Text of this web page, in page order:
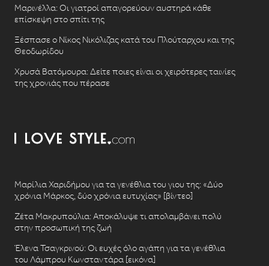
Μαρινέλλα: Οι γιατροί απαγορεύουν αυστηρά κάθε
επίσκεψη στο σπίτι της
Ξέσπασε ο Νίκος Νικόλιζας κατά του Πλούταρχου και της
Θεοδωρίδου
Χρυσά Βατόμουρα: Δείτε ποιες είναι οι χειρότερες ταινίες
της χρονιάς που πέρασε
Μαρίλια Χαριδήμου για τα γενέθλια του γιου της: «Δύο
χρόνια Μάρκος, δύο χρόνια ευτυχίας» [βίντεο]
Ζέτα Μακρυπούλια: Αποκάλυψε τι απολαμβάνει πολύ
στην προσωπική της ζωή
Έλενα Τσαγκρινού: Οι ευχές όλο αγάπη για τα γενέθλια
του Λάμπρου Κωνσταντάρα [εικόνα]